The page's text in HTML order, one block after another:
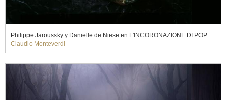
Philippe Jaroussky y Danielle de Niese en L'INCORONAZIONE DI POPPEA. Pier Luigi Pizzi (2010)
Claudio Monteverdi